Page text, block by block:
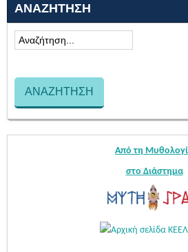
ΑΝΑΖΉΤΗΣΗ
Από τη
στο Διάστημα